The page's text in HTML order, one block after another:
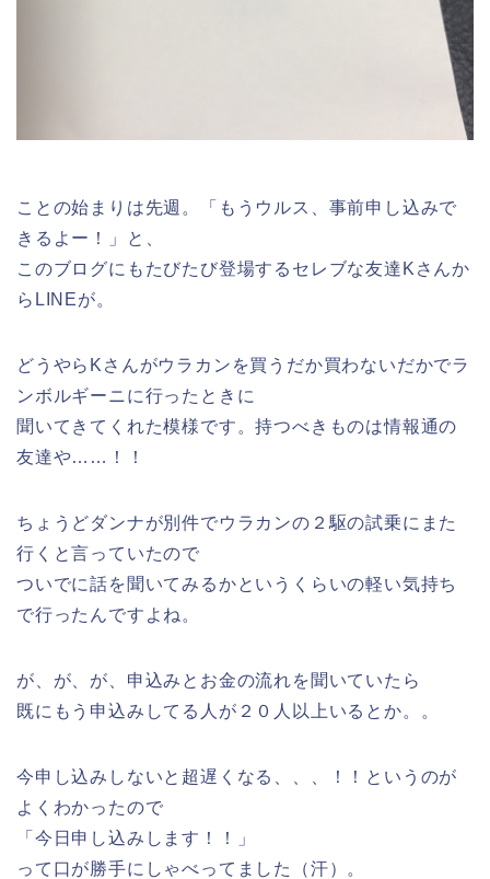
ことの始まりは先週。「もうウルス、事前申し込みで
きるよー！」と、
このブログにもたびたび登場するセレブな友達Kさんか
らLINEが。
どうやらKさんがウラカンを買うだか買わないだかでラ
ンボルギーニに行ったときに
聞いてきてくれた模様です。持つべきものは情報通の
友達や……！！
ちょうどダンナが別件でウラカンの２駆の試乗にまた
行くと言っていたので
ついでに話を聞いてみるかというくらいの軽い気持ち
で行ったんですよね。
が、が、が、申込みとお金の流れを聞いていたら
既にもう申込みしてる人が２０人以上いるとか。。
今申し込みしないと超遅くなる、、、！！というのが
よくわかったので
「今日申し込みします！！」
って口が勝手にしゃべってました（汗）。